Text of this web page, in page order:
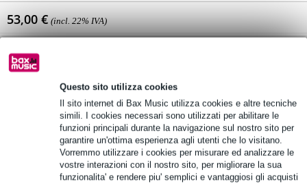
Questo sito utilizza cookies
Il sito internet di Bax Music utilizza cookies e altre tecniche
simili. I cookies necessari sono utilizzati per abilitare le
funzioni principali durante la navigazione sul nostro sito per
garantire un'ottima esperienza agli utenti che lo visitano.
Vorremmo utilizzare i cookies per misurare ed analizzare le
vostre interazioni con il nostro sito, per migliorare la sua
funzionalita' e rendere piu' semplici e vantaggiosi gli acquisti
53,00 € (incl. 22% IVA)
Disponibilità online
Ancora 68 articoli in magazzino presso il fornitore
🔥HOT & NEW
Aggiungi al carrello